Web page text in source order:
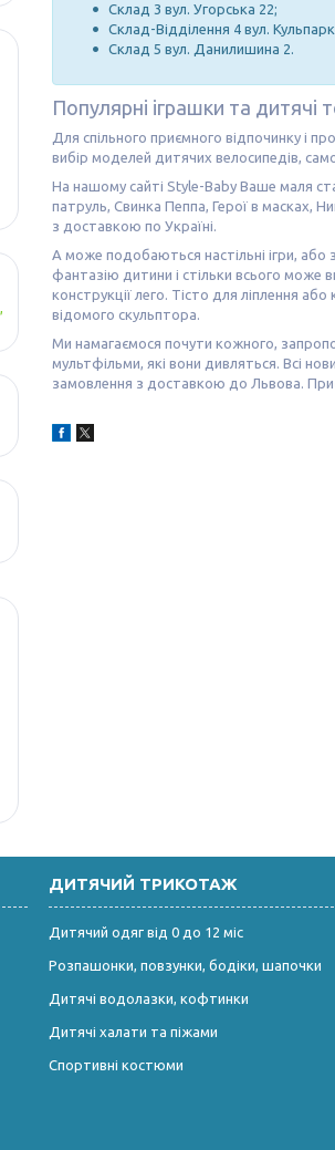
Склад 3 вул. Угорська 22;
Склад-Відділення 4 вул.
Склад 5 вул. Данилишина 2.
Популярні іграшки та дитячі
Для спільного приємного відпочинку і
вибір моделей дитячих велосипедів,
На нашому сайті Style-Baby Ваше маля
патруль, Свинка Пеппа, Герої в масках,
з доставкою по Україні.
А може подобаються настільні ігри,
фантазію дитини і стільки всього може
конструкції лего. Тісто для ліплення
відомого скульптора.
Ми намагаємося почути кожного,
мультфільми, які вони дивляться. Всі
замовлення з доставкою до Львова.
ДИТЯЧИЙ ТРИКОТАЖ
Дитячий одяг від 0 до 12 міс
Розпашонки, повзунки, бодіки, шапочки
Дитячі водолазки, кофтинки
Дитячі халати та піжами
Спортивні костюми